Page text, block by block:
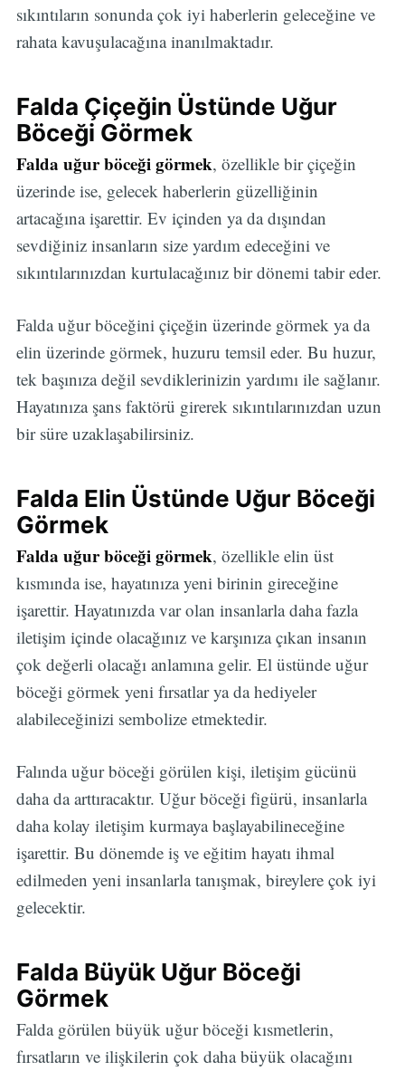
sıkıntıların sonunda çok iyi haberlerin geleceğine ve
rahata kavuşulacağına inanılmaktadır.
Falda Çiçeğin Üstünde Uğur
Böceği Görmek
Falda uğur böceği görmek, özellikle bir çiçeğin
üzerinde ise, gelecek haberlerin güzelliğinin
artacağına işarettir. Ev içinden ya da dışından
sevdiğiniz insanların size yardım edeceğini ve
sıkıntılarınızdan kurtulacağınız bir dönemi tabir eder.
Falda uğur böceğini çiçeğin üzerinde görmek ya da
elin üzerinde görmek, huzuru temsil eder. Bu huzur,
tek başınıza değil sevdiklerinizin yardımı ile sağlanır.
Hayatınıza şans faktörü girerek sıkıntılarınızdan uzun
bir süre uzaklaşabilirsiniz.
Falda Elin Üstünde Uğur Böceği
Görmek
Falda uğur böceği görmek, özellikle elin üst
kısmında ise, hayatınıza yeni birinin gireceğine
işarettir. Hayatınızda var olan insanlarla daha fazla
iletişim içinde olacağınız ve karşınıza çıkan insanın
çok değerli olacağı anlamına gelir. El üstünde uğur
böceği görmek yeni fırsatlar ya da hediyeler
alabileceğinizi sembolize etmektedir.
Falında uğur böceği görülen kişi, iletişim gücünü
daha da arttıracaktır. Uğur böceği figürü, insanlarla
daha kolay iletişim kurmaya başlayabilineceğine
işarettir. Bu dönemde iş ve eğitim hayatı ihmal
edilmeden yeni insanlarla tanışmak, bireylere çok iyi
gelecektir.
Falda Büyük Uğur Böceği
Görmek
Falda görülen büyük uğur böceği kısmetlerin,
fırsatların ve ilişkilerin çok daha büyük olacağını